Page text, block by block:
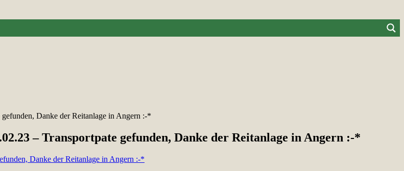
Danke der Reitanlage in Angern :-*
– Transportpate gefunden, Danke der Reitanlage in Angern :-*